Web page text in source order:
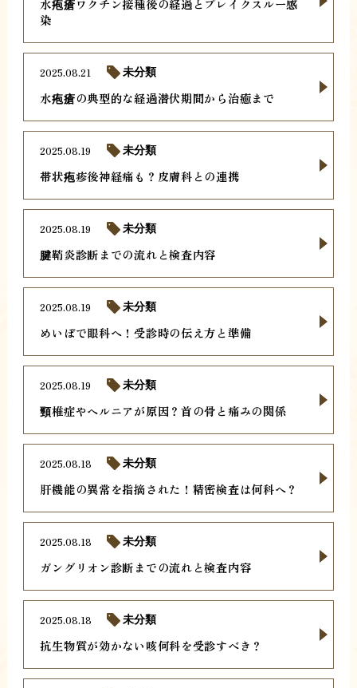
水疱瘡ワクチン接種後の経過とブレイクスルー感
染
水疱瘡の典型的な経過潜伏期間から治癒まで
2025.08.21 未分類
帯状疱疹後神経痛も？皮膚科との連携
2025.08.19 未分類
腱鞘炎診断までの流れと検査内容
2025.08.19 未分類
めいぼで眼科へ！受診時の伝え方と準備
2025.08.19 未分類
頸椎症やヘルニアが原因？首の骨と痛みの関係
2025.08.19 未分類
肝機能の異常を指摘された！精密検査は何科へ？
2025.08.18 未分類
ガングリオン診断までの流れと検査内容
2025.08.18 未分類
抗生物質が効かない咳何科を受診すべき？
2025.08.18 未分類